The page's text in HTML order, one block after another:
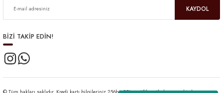
KAYDOL
BİZİ TAKİP EDİN!